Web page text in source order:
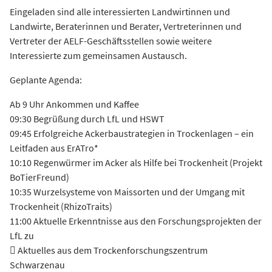
Eingeladen sind alle interessierten Landwirtinnen und
Landwirte, Beraterinnen und Berater, Vertreterinnen und
Vertreter der AELF-Geschäftsstellen sowie weitere
Interessierte zum gemeinsamen Austausch.
Geplante Agenda:
Ab 9 Uhr Ankommen und Kaffee
09:30 Begrüßung durch LfL und HSWT
09:45 Erfolgreiche Ackerbaustrategien in Trockenlagen – ein
Leitfaden aus ErATro*
10:10 Regenwürmer im Acker als Hilfe bei Trockenheit (Projekt
BoTierFreund)
10:35 Wurzelsysteme von Maissorten und der Umgang mit
Trockenheit (RhizoTraits)
11:00 Aktuelle Erkenntnisse aus den Forschungsprojekten der
LfL zu
 Aktuelles aus dem Trockenforschungszentrum
Schwarzenau